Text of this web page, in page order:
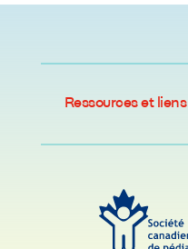
Ressources et liens